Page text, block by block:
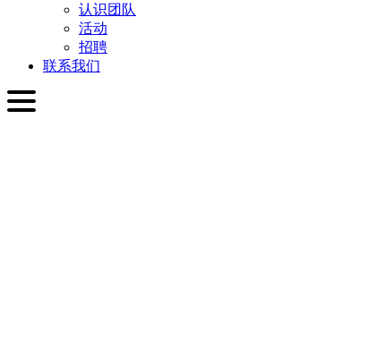
认识团队
活动
招聘
联系我们